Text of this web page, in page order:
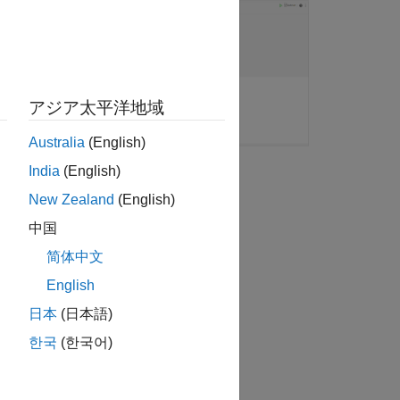
む timetable を
アジア太平洋地域
Australia (English)
India (English)
New Zealand (English)
中国
简体中文
English
日本 (日本語)
한국 (한국어)